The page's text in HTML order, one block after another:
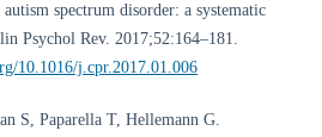
spectrum disorder: a systematic
Psychol Rev. 2017;52:164–181.
10.1016/j.cpr.2017.01.006
S, Paparella T, Hellemann G.